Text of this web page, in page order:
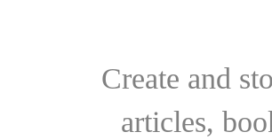
Create and
articles,